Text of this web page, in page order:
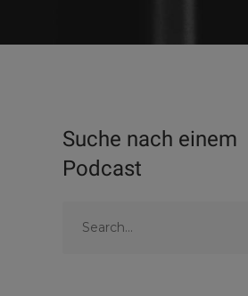
Suche nach einem
Podcast